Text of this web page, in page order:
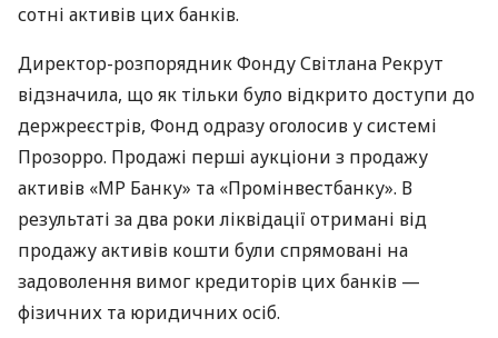
сотні активів цих банків.
Директор-розпорядник Фонду Світлана Рекрут
відзначила, що як тільки було відкрито доступи до
держреєстрів, Фонд одразу оголосив у системі
Прозорро. Продажі перші аукціони з продажу
активів «МР Банку» та «Промінвестбанку». В
результаті за два роки ліквідації отримані від
продажу активів кошти були спрямовані на
задоволення вимог кредиторів цих банків —
фізичних та юридичних осіб.